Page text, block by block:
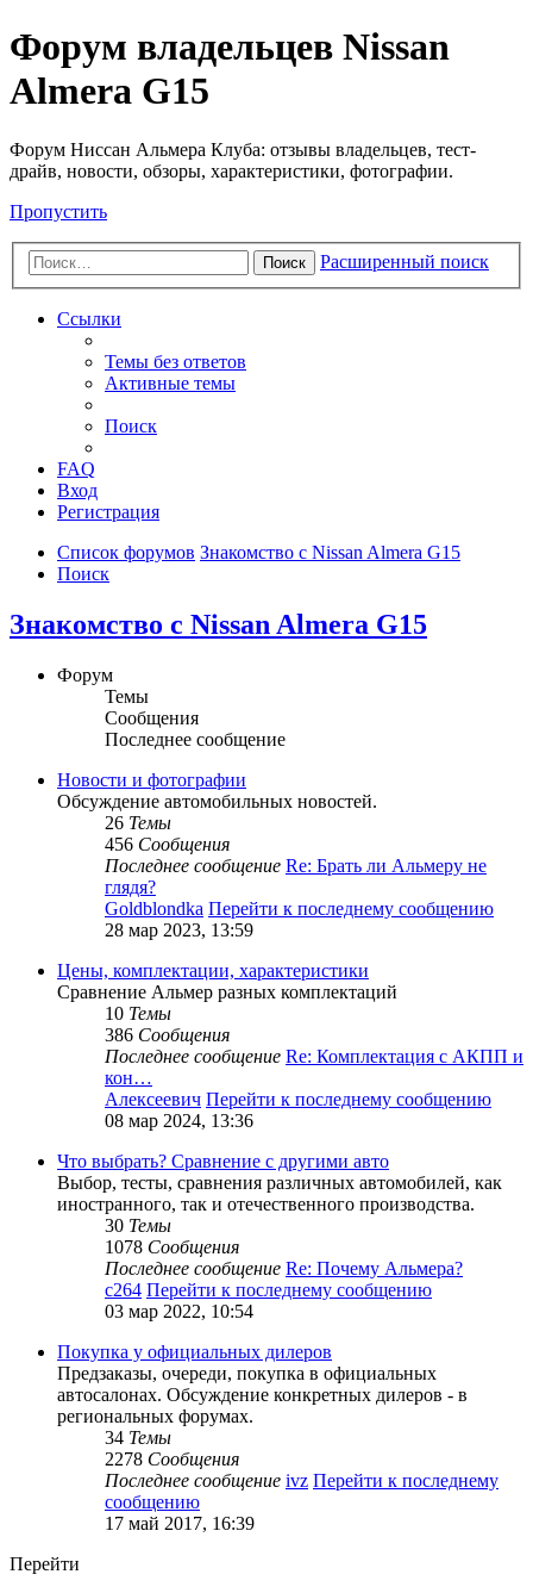
Форум владельцев Nissan
Almera G15
Форум Ниссан Альмера Клуба: отзывы владельцев, тест-
драйв, новости, обзоры, характеристики, фотографии.
Пропустить
Поиск Расширенный поиск
Ссылки
Темы без ответов
Активные темы
Поиск
FAQ
Вход
Регистрация
Список форумов Знакомство с Nissan Almera G15
Поиск
Знакомство с Nissan Almera G15
Форум
Темы
Сообщения
Последнее сообщение
Новости и фотографии
Обсуждение автомобильных новостей.
26 Темы
456 Сообщения
Последнее сообщение Re: Брать ли Альмеру не
глядя?
Goldblondka Перейти к последнему сообщению
28 мар 2023, 13:59
Цены, комплектации, характеристики
Сравнение Альмер разных комплектаций
10 Темы
386 Сообщения
Последнее сообщение Re: Комплектация с АКПП и
кон…
Алексеевич Перейти к последнему сообщению
08 мар 2024, 13:36
Что выбрать? Сравнение с другими авто
Выбор, тесты, сравнения различных автомобилей, как
иностранного, так и отечественного производства.
30 Темы
1078 Сообщения
Последнее сообщение Re: Почему Альмера?
c264 Перейти к последнему сообщению
03 мар 2022, 10:54
Покупка у официальных дилеров
Предзаказы, очереди, покупка в официальных
автосалонах. Обсуждение конкретных дилеров - в
региональных форумах.
34 Темы
2278 Сообщения
Последнее сообщение ivz Перейти к последнему
сообщению
17 май 2017, 16:39
Перейти